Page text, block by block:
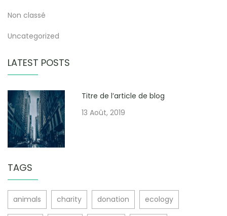
Non classé
Uncategorized
LATEST POSTS
Titre de l’article de blog
13 Août, 2019
TAGS
animals charity donation ecology